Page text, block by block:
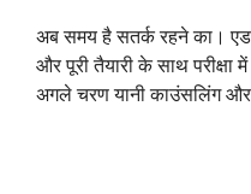
अब समय है सतर्क रहने का।
और पूरी तैयारी के साथ
अगले चरण यानी काउंसलिंग